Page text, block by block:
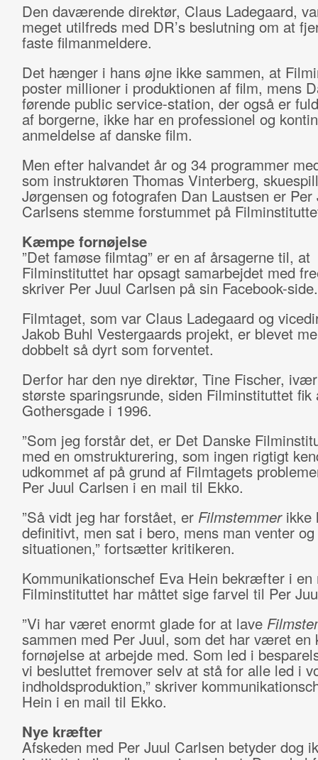
Den daværende direktør, Claus Ladegaard,
meget utilfreds med DR’s beslutning om at
faste filmanmeldere.
Det hænger i hans øjne ikke sammen, at
poster millioner i produktionen af film, mens
førende public service-station, der også er
af borgerne, ikke har en professionel og
anmeldelse af danske film.
Men efter halvandet år og 34 programmer
som instruktøren Thomas Vinterberg,
Jørgensen og fotografen Dan Laustsen er Per
Carlsens stemme forstummet på
Kæmpe fornøjelse
”Det famøse filmtag” er en af årsagerne til, at
Filminstituttet har opsagt samarbejdet med
skriver Per Juul Carlsen på sin Facebook-side.
Filmtaget, som var Claus Ladegaard og
Jakob Buhl Vestergaards projekt, er blevet
dobbelt så dyrt som forventet.
Derfor har den nye direktør, Tine Fischer,
største sparingsrunde, siden Filminstituttet fik
Gothersgade i 1996.
”Som jeg forstår det, er Det Danske
med en omstrukturering, som ingen rigtigt
udkommet af på grund af Filmtagets
Per Juul Carlsen i en mail til Ekko.
”Så vidt jeg har forstået, er Filmstemmerikke
definitivt, men sat i bero, mens man venter
situationen,” fortsætter kritikeren.
Kommunikationschef Eva Hein bekræfter i en
Filminstituttet har måttet sige farvel til Per
”Vi har været enormt glade for at lave
sammen med Per Juul, som det har været
fornøjelse at arbejde med. Som led i
vi besluttet fremover selv at stå for alle led i
indholdsproduktion,” skriver
Hein i en mail til Ekko.
Nye kræfter
Afskeden med Per Juul Carlsen betyder dog